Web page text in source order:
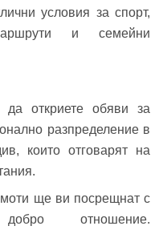
условия за спорт,
и семейни
откриете обяви за
разпределение в
които отговарят на
ще ви посрещнат с
отношение.